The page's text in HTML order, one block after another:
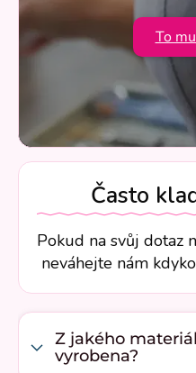
To
Často
Pokud na svůj dotaz
neváhejte nám
Z jakého
vyrobena?